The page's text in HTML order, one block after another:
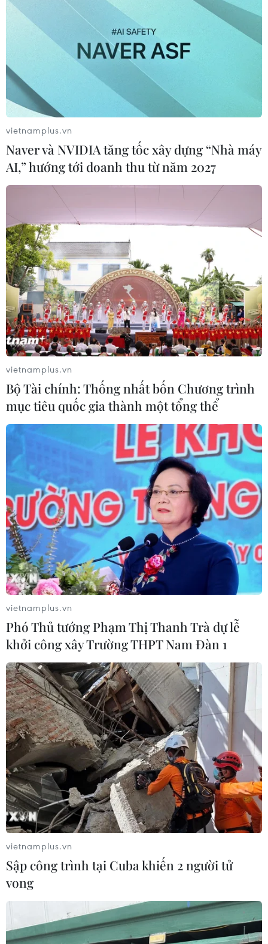
Thái Lan nâng cảnh báo ứng phó toàn
quốc về dịch virus Zika
14/09/2016 12:56
Cơ quan Kiểm soát dịch bệnh Thái Lan (DDC) đã chỉ thị
cho các tất cả 12 Trung tâm Ứng phó Khẩn cấp (EOC)
của nước này nâng cấp cảnh báo ứng phó lên cấp độ
2 để ngăn chặn sự bùng phát của dịch sốt viru
Malaysia xem xét khả năng cho phá thai
đối với bà mẹ nhiễm Zika
15/09/2016 03:18
Bộ Y tế Malaysia sẽ họp bàn với Hội đồng Hồi giáo
quốc gia vào tuần tới để quyết định liệu có cho phép
phụ nữ mang thai được phá thai nếu họ bị nhiễm virus
vietnamplus.vn
Naver và NVIDIA tăng tốc xây dựng “Nhà máy
AI,” hướng tới doanh thu từ năm 2027
vietnamplus.vn
Bộ Tài chính: Thống nhất bốn Chương trình
mục tiêu quốc gia thành một tổng thể
vietnamplus.vn
Phó Thủ tướng Phạm Thị Thanh Trà dự lễ
khởi công xây Trường THPT Nam Đàn 1
vietnamplus.vn
Sập công trình tại Cuba khiến 2 người tử
vong